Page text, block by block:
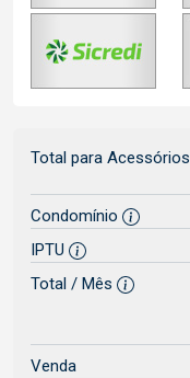
Total para Acessórios
Condomínio
IPTU
Total / Mês
Venda